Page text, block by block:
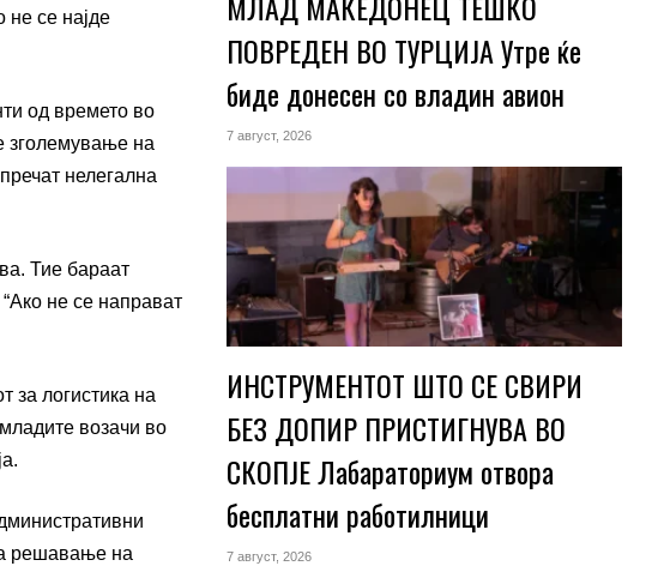
не се најде
од времето во
зголемување на
нелегална
Тие бараат
не се направат
за логистика на
возачи во
решавање на
ПОВРЕДЕН ВО ТУРЦИЈА Утре ќе
биде донесен со владин авион
7 август, 2026
ИНСТРУМЕНТОТ ШТО СЕ СВИРИ
БЕЗ ДОПИР ПРИСТИГНУВА ВО
СКОПЈЕ Лабараториум отвора
бесплатни работилници
7 август, 2026